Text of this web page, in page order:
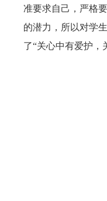
准要求自己，严格
的潜力，所以对学
了“关心中有爱护，